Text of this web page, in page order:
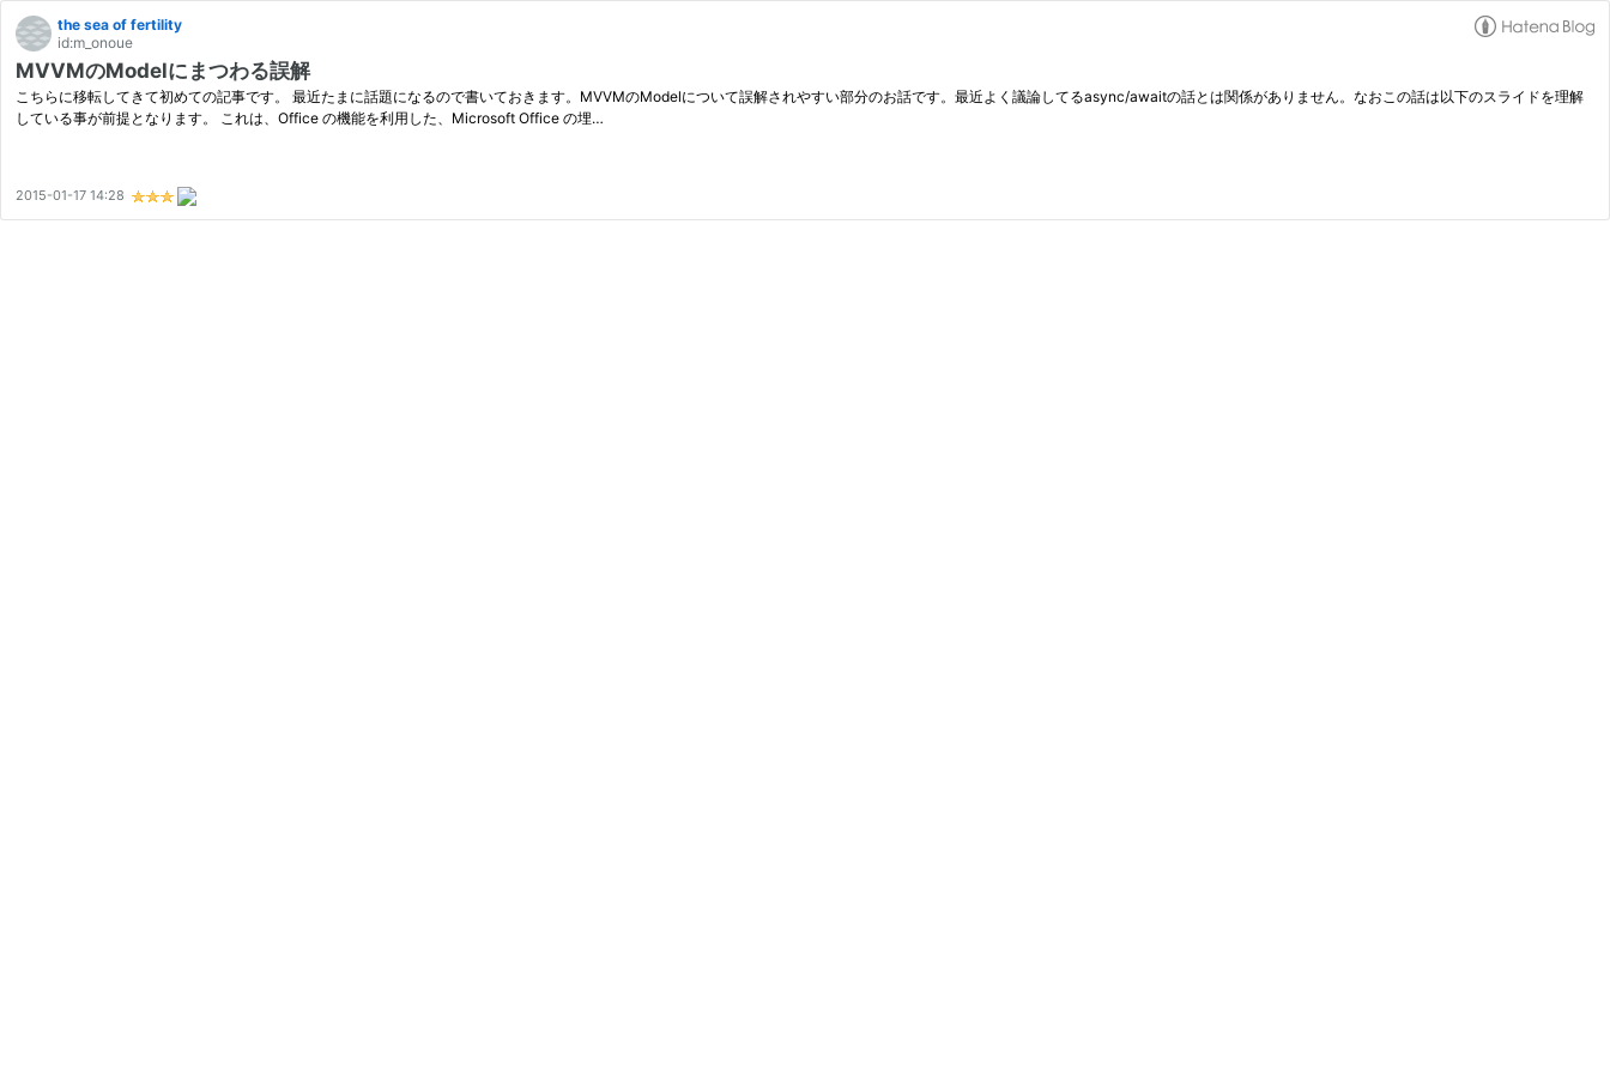
the sea of fertility
id:m_onoue
MVVMのModelにまつわる誤解
こちらに移転してきて初めての記事です。 最近たまに話題になるので書いておきます。MVVMのModelについて誤解されやすい部分のお話です。最近よく議論してるasync/awaitの話とは関係がありません。なおこの話は以下のスライドを理解
している事が前提となります。 これは、Office の機能を利用した、Microsoft Office の埋…
2015-01-17 14:28